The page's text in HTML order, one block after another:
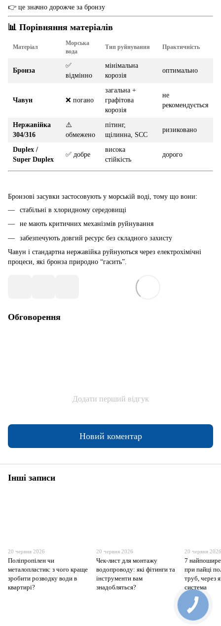
👉 це значно дорожче за бронзу
📊 Порівняння матеріалів
Матеріал
Морська
вода
Тип руйнування Практичність
Бронза
✅
відмінно
мінімальна
корозія
оптимально
Чавун ❌ погано
загальна +
графітова
корозія
не
рекомендується
Нержавійка
304/316
⚠️
обмежено
пітинг,
щілинна, SCC
ризиковано
Duplex /
Super Duplex
✅ добре
висока
стійкість
дорого
Бронзові засувки застосовують у морській воді, тому що вони:
стабільні в хлоридному середовищі
не мають критичних механізмів руйнування
забезпечують довгий ресурс без складного захисту
Чавун і стандартна нержавійка руйнуються через електрохімічні
процеси, які бронза природно “гасить”.
Обговорення
Додати перший відгук
Новий коментар
Інші записи
20 червня 2026
Поліпропілен чи
металопластик: з чого краще
зробити розводку води в
квартирі?
20 червня 2026
Чек-лист для монтажу
водопроводу: які фітинги та
інструменти вам
знадобляться?
20 червня
7
при пайці
труб, через
система